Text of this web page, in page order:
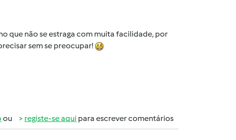
que não se estraga com muita facilidade, por
sem se preocupar!
ou registe-se aqui para escrever comentários